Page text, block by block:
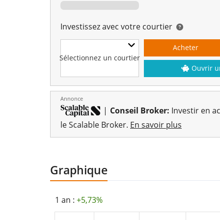
Investissez avec votre courtier
Sélectionnez un courtier
Acheter
Ouvrir
Annonce
| Conseil Broker: Investir en
le Scalable Broker. En savoir plus
Graphique
1 an : +5,73%